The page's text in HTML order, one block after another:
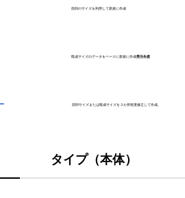
​前回のサイズを利用して新規に作成
既成サイズのデータをベースに新規に作成受注生産
前回サイズまたは既成サイズを３か所程度修正して作成。
タイプ（本体）